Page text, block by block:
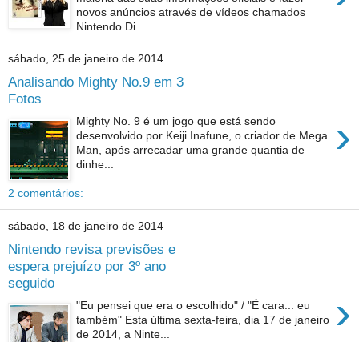
novos anúncios através de vídeos chamados
Nintendo Di...
sábado, 25 de janeiro de 2014
Analisando Mighty No.9 em 3
Fotos
›
Mighty No. 9 é um jogo que está sendo
desenvolvido por Keiji Inafune, o criador de Mega
Man, após arrecadar uma grande quantia de
dinhe...
2 comentários:
sábado, 18 de janeiro de 2014
Nintendo revisa previsões e
espera prejuízo por 3º ano
seguido
›
"Eu pensei que era o escolhido" / "É cara... eu
também" Esta última sexta-feira, dia 17 de janeiro
de 2014, a Ninte...